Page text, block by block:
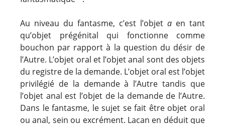
Au niveau du fantasme, c’est l’objet a en tant
qu’objet prégénital qui fonctionne comme
bouchon par rapport à la question du désir de
l’Autre. L’objet oral et l’objet anal sont des objets
du registre de la demande. L’objet oral est l’objet
privilégié de la demande à l’Autre tandis que
l’objet anal est l’objet de la demande de l’Autre.
Dans le fantasme, le sujet se fait être objet oral
ou anal, sein ou excrément. Lacan en déduit que